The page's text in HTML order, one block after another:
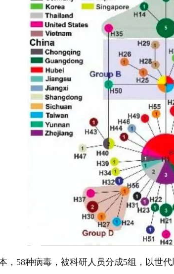
，58种病毒，被科研人员分成5组，以世